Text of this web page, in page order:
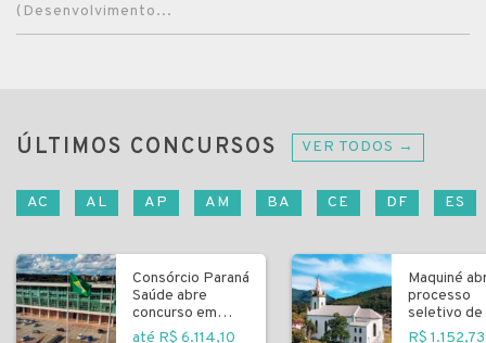
(Desenvolvimento...
ÚLTIMOS CONCURSOS VER TODOS →
AC AL AP AM BA CE DF ES
Consórcio Paraná
Saúde abre
concurso em
Curitiba
até R$ 6.114,10
Maquiné
processo
seletivo de
R$ 1.152,73